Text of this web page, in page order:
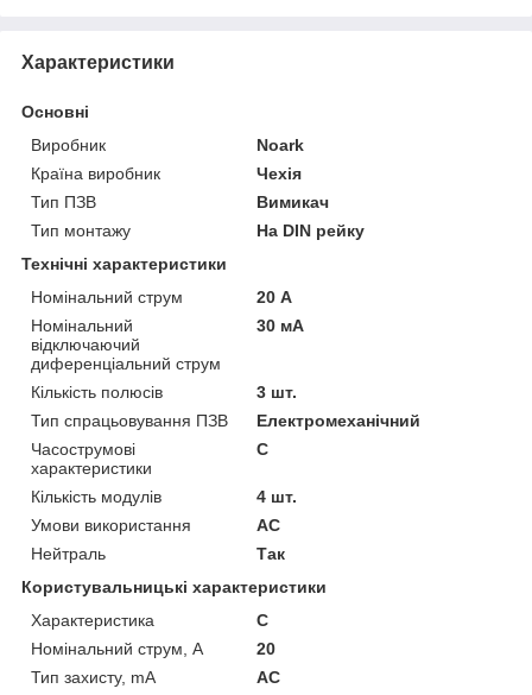
Характеристики
Основні
Виробник
Noark
Країна виробник
Чехія
Тип ПЗВ
Вимикач
Тип монтажу
На DIN рейку
Технічні характеристики
Номінальний струм
20 А
Номінальний
відключаючий
диференціальний струм
30 мА
Кількість полюсів
3 шт.
Тип спрацьовування ПЗВ
Електромеханічний
Часострумові
характеристики
C
Кількість модулів
4 шт.
Умови використання
АС
Нейтраль
Так
Користувальницькі характеристики
Характеристика
C
Номінальний струм, А
20
Тип захисту, mA
AC